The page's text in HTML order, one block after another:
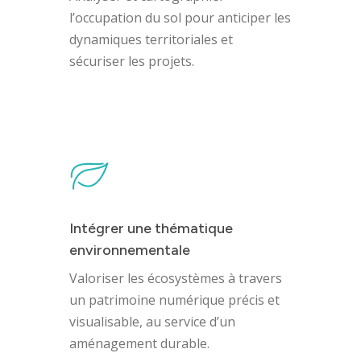
l’occupation du sol pour anticiper les
dynamiques territoriales et
sécuriser les projets.
Intégrer une thématique
environnementale
Valoriser les écosystèmes à travers
un patrimoine numérique précis et
visualisable, au service d’un
aménagement durable.